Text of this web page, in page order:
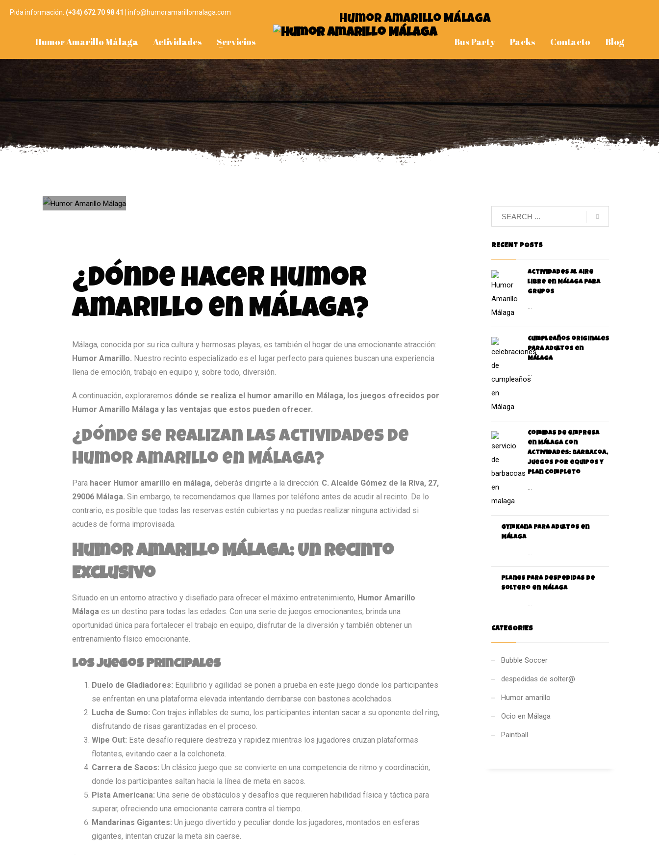
Pida información: (+34) 672 70 98 41 | info@humoramarillomalaga.com
Humor Amarillo Málaga
Humor Amarillo Málaga Actividades Servicios Bus Party Packs Contacto Blog
¿Dónde hacer humor
amarillo en Málaga?
Málaga, conocida por su rica cultura y hermosas playas, es también el hogar de una emocionante atracción:
Humor Amarillo. Nuestro recinto especializado es el lugar perfecto para quienes buscan una experiencia
llena de emoción, trabajo en equipo y, sobre todo, diversión.
A continuación, exploraremos dónde se realiza el humor amarillo en Málaga, los juegos ofrecidos por
Humor Amarillo Málaga y las ventajas que estos pueden ofrecer.
¿Dónde se realizan las actividades de
humor amarillo en Málaga?
Para hacer Humor amarillo en málaga, deberás dirigirte a la dirección: C. Alcalde Gómez de la Riva, 27,
29006 Málaga. Sin embargo, te recomendamos que llames por teléfono antes de acudir al recinto. De lo
contrario, es posible que todas las reservas estén cubiertas y no puedas realizar ninguna actividad si
acudes de forma improvisada.
Humor Amarillo Málaga: Un Recinto
Exclusivo
Situado en un entorno atractivo y diseñado para ofrecer el máximo entretenimiento, Humor Amarillo
Málaga es un destino para todas las edades. Con una serie de juegos emocionantes, brinda una
oportunidad única para fortalecer el trabajo en equipo, disfrutar de la diversión y también obtener un
entrenamiento físico emocionante.
Los Juegos Principales
Duelo de Gladiadores: Equilibrio y agilidad se ponen a prueba en este juego donde los participantes
se enfrentan en una plataforma elevada intentando derribarse con bastones acolchados.
Lucha de Sumo: Con trajes inflables de sumo, los participantes intentan sacar a su oponente del ring,
disfrutando de risas garantizadas en el proceso.
Wipe Out: Este desafío requiere destreza y rapidez mientras los jugadores cruzan plataformas
flotantes, evitando caer a la colchoneta.
Carrera de Sacos: Un clásico juego que se convierte en una competencia de ritmo y coordinación,
donde los participantes saltan hacia la línea de meta en sacos.
Pista Americana: Una serie de obstáculos y desafíos que requieren habilidad física y táctica para
superar, ofreciendo una emocionante carrera contra el tiempo.
Mandarinas Gigantes: Un juego divertido y peculiar donde los jugadores, montados en esferas
gigantes, intentan cruzar la meta sin caerse.
RECENT POSTS
Actividades al aire
libre en Málaga para
grupos
...
Cumpleaños originales
para Adultos en
Málaga
...
Comidas de empresa
en Málaga con
actividades: barbacoa,
juegos por equipos y
plan completo
...
Gymkana para adultos en
Málaga
...
Planes para despedidas de
soltero en Málaga
...
CATEGORIES
Bubble Soccer
despedidas de solter@
Humor amarillo
Ocio en Málaga
Paintball